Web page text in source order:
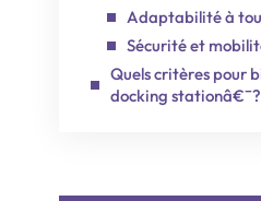
Adaptabilité à
Sécurité et
Quels critères pour
docking stationâ€¯?